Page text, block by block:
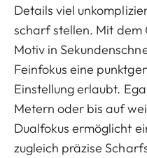
Details viel
scharf stellen. Mit dem
Motiv in
Feinfokus eine
Einstellung erlaubt.
Metern oder bis auf
Dualfokus ermöglicht
zugleich präzise